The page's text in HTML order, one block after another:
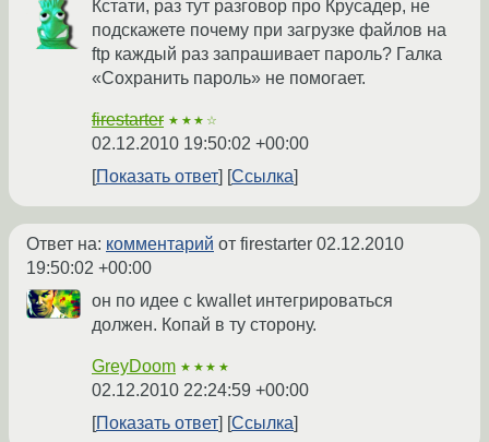
Кстати, раз тут разговор про Крусадер, не
подскажете почему при загрузке файлов на
ftp каждый раз запрашивает пароль? Галка
«Сохранить пароль» не помогает.
firestarter ★★★☆
02.12.2010 19:50:02 +00:00
Показать ответ
Ссылка
Ответ на: комментарий от firestarter 02.12.2010
19:50:02 +00:00
он по идее с kwallet интегрироваться
должен. Копай в ту сторону.
GreyDoom ★★★★
02.12.2010 22:24:59 +00:00
Показать ответ
Ссылка